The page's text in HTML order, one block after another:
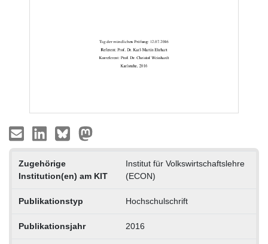
Zugehörige
Institution(en) am KIT
Institut für Volkswirtschaftslehre
(ECON)
Publikationstyp Hochschulschrift
Publikationsjahr 2016